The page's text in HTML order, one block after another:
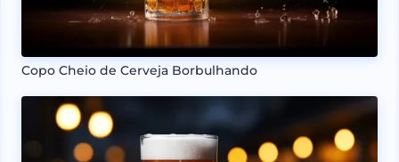
Copo Cheio de Cerveja Borbulhando